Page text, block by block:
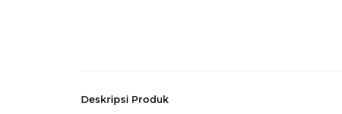
Deskripsi Produk